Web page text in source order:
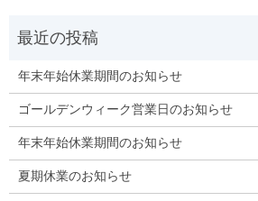
年末年始休業期間のお知らせ
ゴールデンウィーク営業日のお知らせ
年末年始休業期間のお知らせ
夏期休業のお知らせ